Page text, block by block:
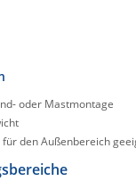
oder Mastmontage
den Außenbereich